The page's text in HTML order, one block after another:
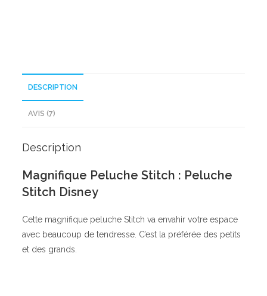
DESCRIPTION
AVIS (7)
Description
Magnifique Peluche Stitch : Peluche
Stitch Disney
Cette magnifique peluche Stitch va envahir votre espace
avec beaucoup de tendresse. C’est la préférée des petits
et des grands.